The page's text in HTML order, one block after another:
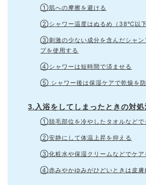
①肌への摩擦を避ける
②シャワー温度はぬるめ（38℃以下
③刺激の少ない成分を含んだシャン
プを使用する
④シャワーは短時間で済ませる
⑤ シャワー後は保湿ケアで乾燥を
3.入浴をしてしまったときの対処
①脱毛部位を冷やしたタオルなどで
②安静にして体温上昇を抑える
③化粧水や保湿クリームなどでケア
④赤みやかゆみがひどいときは皮膚